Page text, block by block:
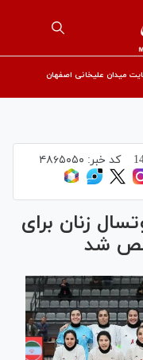
میدان علیخانی اصفهان
کد خبر: ۴۸۶۵۰۵۰
زنان برای
شد